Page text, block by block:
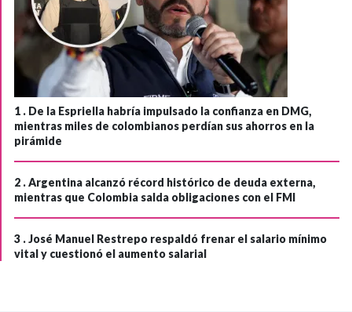
1 . De la Espriella habría impulsado la confianza en DMG,
mientras miles de colombianos perdían sus ahorros en la
pirámide
2 .Argentina alcanzó récord histórico de deuda externa,
mientras que Colombia salda obligaciones con el FMI
3 .José Manuel Restrepo respaldó frenar el salario mínimo
vital y cuestionó el aumento salarial